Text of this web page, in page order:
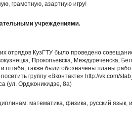
грамотную, азартную игру!
учреждениями.
отрядов КузГТУ было проведено
Прокопьевска, Междуреченска,
штаба, также были обозначены планы
группу «Вконтакте» http://vk.com/
(ул. Орджоникидзе, 8а)
математика, физика, русский язык,